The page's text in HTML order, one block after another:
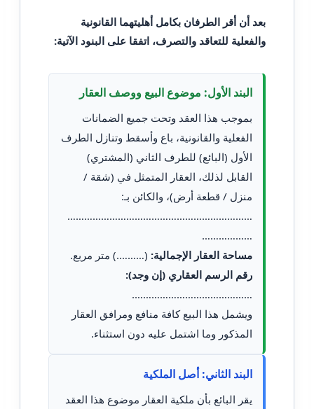
بعد أن أقر الطرفان بكامل أهليتهما القانونية
والفعلية للتعاقد والتصرف، اتفقا على البنود الآتية:
البند الأول: موضوع البيع ووصف العقار
بموجب هذا العقد وتحت جميع الضمانات
الفعلية والقانونية، باع وأسقط وتنازل الطرف
الأول (البائع) للطرف الثاني (المشتري)
القابل لذلك، العقار المتمثل في (شقة /
منزل / قطعة أرض)، والكائن بـ:
…………………………………………………………
………………
مساحة العقار الإجمالية: (……….) متر مربع.
رقم الرسم العقاري (إن وجد):
…………………………………….
ويشمل هذا البيع كافة منافع ومرافق العقار
المذكور وما اشتمل عليه دون استثناء.
البند الثاني: أصل الملكية
يقر البائع بأن ملكية العقار موضوع هذا العقد